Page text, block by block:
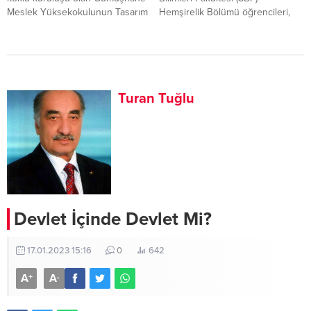
Meslek Yüksekokulunun Tasarım
Hemşirelik Bölümü öğrencileri,
Turan Tuğlu
Devlet İçinde Devlet Mi?
17.01.2023 15:16 0 642
A+ A-